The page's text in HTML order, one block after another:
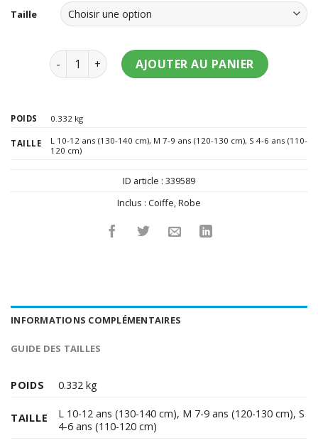
Taille
quantité de Déguisement Dia de los muertos fleuri
AJOUTER AU PANIER
POIDS 0.332 kg
TAILLE L 10-12 ans (130-140 cm), M 7-9 ans (120-130 cm), S 4-6 ans (110-
120 cm)
ID article : 339589
Inclus : Coiffe,Robe
INFORMATIONS COMPLÉMENTAIRES
GUIDE DES TAILLES
POIDS 0.332 kg
TAILLE L 10-12 ans (130-140 cm), M 7-9 ans (120-130 cm),S
4-6 ans (110-120 cm)